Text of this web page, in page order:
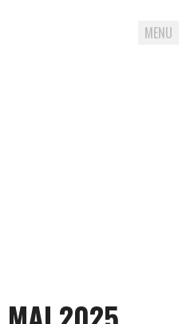
MENU